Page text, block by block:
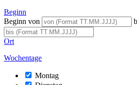
Beginn
Beginn von
Ort
Wochentage
Montag